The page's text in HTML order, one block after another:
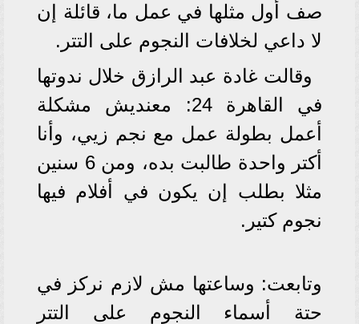
صف أول مثلها في عمل ما، قائلة إن
لا داعي لخلافات النجوم على التتر.
وقالت غادة عبد الرازق خلال ندوتها
في القاهرة 24: معنديش مشكلة
أعمل بطولة عمل مع نجم زيي، وأنا
أكتر واحدة طالبت بده، ومن 6 سنين
مثلا بطلب إن يكون في أفلام فيها
نجوم كتير.
وتابعت: وساعتها مش لازم نركز في
حتة أسماء النجوم على التتر